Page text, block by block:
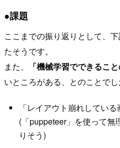
●課題
ここまでの振り返りとして、
たそうです。
また、
「機械学習でできること
いところがある、とのことでし
「レイアウト崩れしてい
(「puppeteer」を使って無
りそう)